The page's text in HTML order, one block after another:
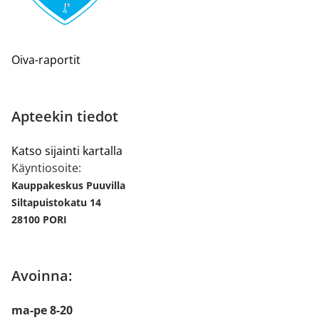
Oiva-raportit
Apteekin tiedot
Katso sijainti kartalla
Käyntiosoite:
Kauppakeskus Puuvilla
Siltapuistokatu 14
28100 PORI
Avoinna:
ma-pe 8-20